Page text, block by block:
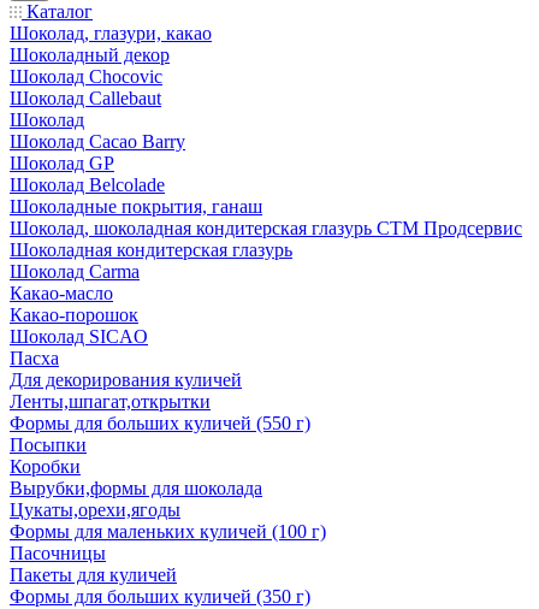
Каталог
Шоколад, глазури, какао
Шоколадный декор
Шоколад Chocovic
Шоколад Callebaut
Шоколад
Шоколад Cacao Barry
Шоколад GP
Шоколад Belcolade
Шоколадные покрытия, ганаш
Шоколад, шоколадная кондитерская глазурь СТМ Продсервис
Шоколадная кондитерская глазурь
Шоколад Carma
Какао-масло
Какао-порошок
Шоколад SICAO
Пасха
Для декорирования куличей
Ленты,шпагат,открытки
Формы для больших куличей (550 г)
Посыпки
Коробки
Вырубки,формы для шоколада
Цукаты,орехи,ягоды
Формы для маленьких куличей (100 г)
Пасочницы
Пакеты для куличей
Формы для больших куличей (350 г)